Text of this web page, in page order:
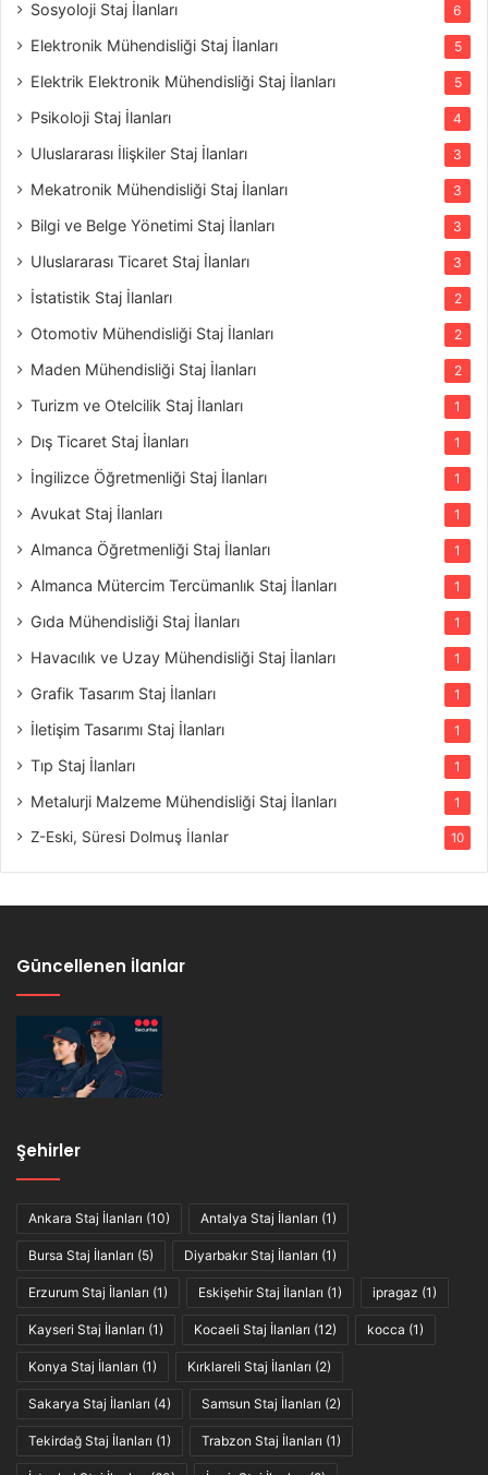
Sosyoloji Staj İlanları 6
Elektronik Mühendisliği Staj İlanları 5
Elektrik Elektronik Mühendisliği Staj İlanları 5
Psikoloji Staj İlanları 4
Uluslararası İlişkiler Staj İlanları 3
Mekatronik Mühendisliği Staj İlanları 3
Bilgi ve Belge Yönetimi Staj İlanları 3
Uluslararası Ticaret Staj İlanları 3
İstatistik Staj İlanları 2
Otomotiv Mühendisliği Staj İlanları 2
Maden Mühendisliği Staj İlanları 2
Turizm ve Otelcilik Staj İlanları 1
Dış Ticaret Staj İlanları 1
İngilizce Öğretmenliği Staj İlanları 1
Avukat Staj İlanları 1
Almanca Öğretmenliği Staj İlanları 1
Almanca Mütercim Tercümanlık Staj İlanları 1
Gıda Mühendisliği Staj İlanları 1
Havacılık ve Uzay Mühendisliği Staj İlanları 1
Grafik Tasarım Staj İlanları 1
İletişim Tasarımı Staj İlanları 1
Tıp Staj İlanları 1
Metalurji Malzeme Mühendisliği Staj İlanları 1
Z-Eski, Süresi Dolmuş İlanlar 10
Güncellenen İlanlar
Şehirler
Ankara Staj İlanları (10) Antalya Staj İlanları (1)
Bursa Staj İlanları (5) Diyarbakır Staj İlanları (1)
Erzurum Staj İlanları (1) Eskişehir Staj İlanları (1) ipragaz (1)
Kayseri Staj İlanları (1) Kocaeli Staj İlanları (12) kocca (1)
Konya Staj İlanları (1) Kırklareli Staj İlanları (2)
Sakarya Staj İlanları (4) Samsun Staj İlanları (2)
Tekirdağ Staj İlanları (1) Trabzon Staj İlanları (1)